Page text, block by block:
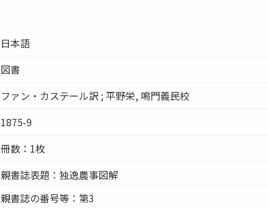
日本語
図書
ファン・カステール訳 ; 平野栄, 鳴門義民校
1875-9
冊数：1枚
親書誌表題：独逸農事図解
親書誌の番号等：第3